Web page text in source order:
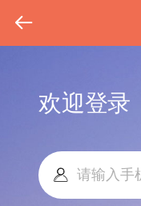
欢迎登录